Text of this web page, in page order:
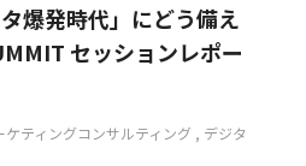
ルマーケティング
プログラミング教育
爆発時代」にどう備え
セッションレポー
ケティングコンサルティング
デジタ